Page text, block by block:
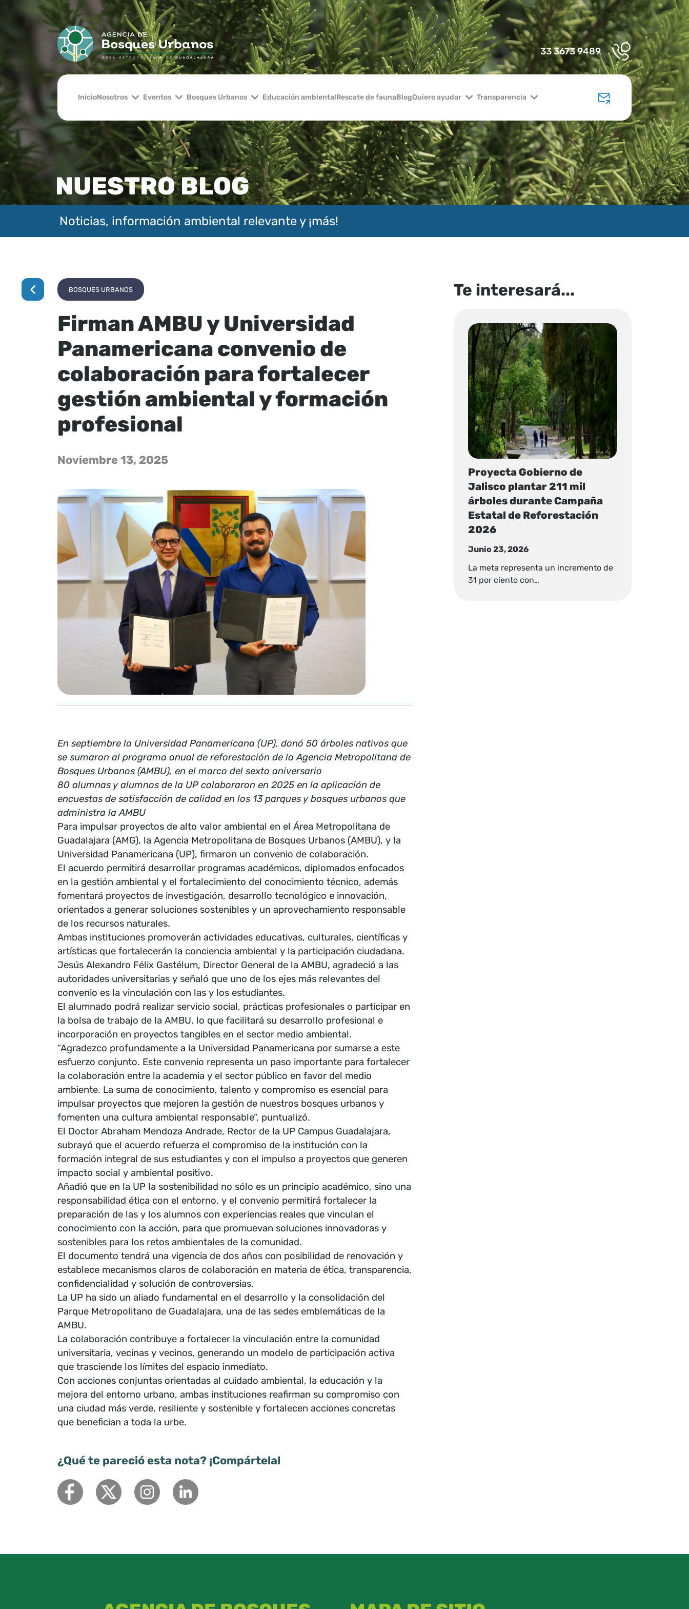
33 3673 9489
InicioNosotros Eventos Bosques Urbanos Educación ambientalRescate de faunaBlogQuiero ayudar Transparencia
NUESTRO BLOG
Noticias, información ambiental relevante y ¡más!
‹ BOSQUES URBANOS
Firman AMBU y Universidad
Panamericana convenio de
colaboración para fortalecer
gestión ambiental y formación
profesional
Noviembre 13, 2025
En septiembre la Universidad Panamericana (UP), donó 50 árboles nativos que
se sumaron al programa anual de reforestación de la Agencia Metropolitana de
Bosques Urbanos (AMBU), en el marco del sexto aniversario
80 alumnas y alumnos de la UP colaboraron en 2025 en la aplicación de
encuestas de satisfacción de calidad en los 13 parques y bosques urbanos que
administra la AMBU
Para impulsar proyectos de alto valor ambiental en el Área Metropolitana de
Guadalajara (AMG), la Agencia Metropolitana de Bosques Urbanos (AMBU), y la
Universidad Panamericana (UP), firmaron un convenio de colaboración.
El acuerdo permitirá desarrollar programas académicos, diplomados enfocados
en la gestión ambiental y el fortalecimiento del conocimiento técnico, además
fomentará proyectos de investigación, desarrollo tecnológico e innovación,
orientados a generar soluciones sostenibles y un aprovechamiento responsable
de los recursos naturales.
Ambas instituciones promoverán actividades educativas, culturales, científicas y
artísticas que fortalecerán la conciencia ambiental y la participación ciudadana.
Jesús Alexandro Félix Gastélum, Director General de la AMBU, agradeció a las
autoridades universitarias y señaló que uno de los ejes más relevantes del
convenio es la vinculación con las y los estudiantes.
El alumnado podrá realizar servicio social, prácticas profesionales o participar en
la bolsa de trabajo de la AMBU, lo que facilitará su desarrollo profesional e
incorporación en proyectos tangibles en el sector medio ambiental.
“Agradezco profundamente a la Universidad Panamericana por sumarse a este
esfuerzo conjunto. Este convenio representa un paso importante para fortalecer
la colaboración entre la academia y el sector público en favor del medio
ambiente. La suma de conocimiento, talento y compromiso es esencial para
impulsar proyectos que mejoren la gestión de nuestros bosques urbanos y
fomenten una cultura ambiental responsable”, puntualizó.
El Doctor Abraham Mendoza Andrade, Rector de la UP Campus Guadalajara,
subrayó que el acuerdo refuerza el compromiso de la institución con la
formación integral de sus estudiantes y con el impulso a proyectos que generen
impacto social y ambiental positivo.
Añadió que en la UP la sostenibilidad no sólo es un principio académico, sino una
responsabilidad ética con el entorno, y el convenio permitirá fortalecer la
preparación de las y los alumnos con experiencias reales que vinculan el
conocimiento con la acción, para que promuevan soluciones innovadoras y
sostenibles para los retos ambientales de la comunidad.
El documento tendrá una vigencia de dos años con posibilidad de renovación y
establece mecanismos claros de colaboración en materia de ética, transparencia,
confidencialidad y solución de controversias.
La UP ha sido un aliado fundamental en el desarrollo y la consolidación del
Parque Metropolitano de Guadalajara, una de las sedes emblemáticas de la
AMBU.
La colaboración contribuye a fortalecer la vinculación entre la comunidad
universitaria, vecinas y vecinos, generando un modelo de participación activa
que trasciende los límites del espacio inmediato.
Con acciones conjuntas orientadas al cuidado ambiental, la educación y la
mejora del entorno urbano, ambas instituciones reafirman su compromiso con
una ciudad más verde, resiliente y sostenible y fortalecen acciones concretas
que benefician a toda la urbe.
¿Qué te pareció esta nota? ¡Compártela!
Te interesará...
Proyecta Gobierno de
Jalisco plantar 211 mil
árboles durante Campaña
Estatal de Reforestación
2026
Junio 23, 2026
La meta representa un incremento de
31 por ciento con…